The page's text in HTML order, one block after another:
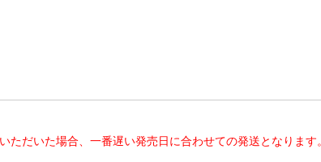
ただいた場合、一番遅い発売日に合わせての発送となります。